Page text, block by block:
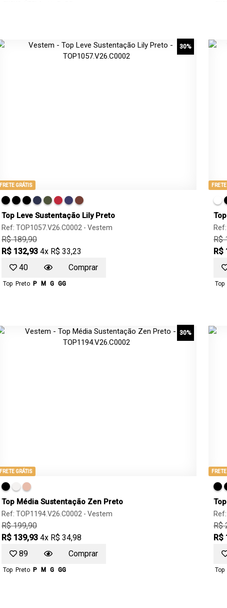
30%
FRETE GRÁTIS
Top Leve Sustentação Lily Preto
Ref: TOP1057.V26.C0002 - Vestem
R$ 189,90
R$ 132,93 4x R$ 33,23
40
Comprar
Top Preto P M G GG
R$
R$
Top
30%
FRETE GRÁTIS
Top Média Sustentação Zen Preto
Ref: TOP1194.V26.C0002 - Vestem
R$ 199,90
R$ 139,93 4x R$ 34,98
89
Comprar
Top Preto P M G GG
R$
R$
Top